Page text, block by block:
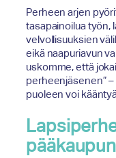
Perheen arjen
tasapainoilua työn,
velvollisuuksien
eikä naapuriavun
uskomme, että
perheenjäsenen”
puoleen voi